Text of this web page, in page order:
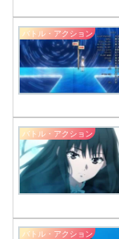
バトル・アクション
バトル・アクション
バトル・アクション